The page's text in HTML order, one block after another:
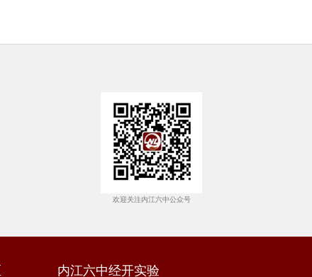
欢迎关注内江六中公众号
内江六中经开实验